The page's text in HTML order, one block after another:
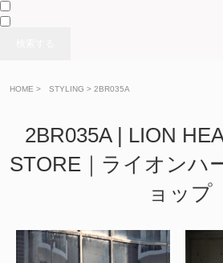
HOME > > 2BR035A
2BR035A | LION
STORE｜ライオンハ
ョップ